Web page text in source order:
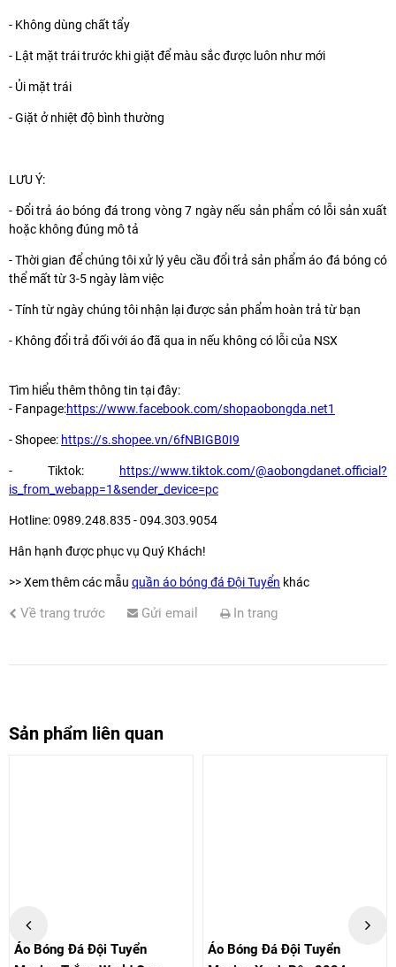
- Không dùng chất tẩy
- Lật mặt trái trước khi giặt để màu sắc được luôn như mới
- Ủi mặt trái
- Giặt ở nhiệt độ bình thường
LƯU Ý:
- Đổi trả áo bóng đá trong vòng 7 ngày nếu sản phẩm có lỗi sản xuất
hoặc không đúng mô tả
- Thời gian để chúng tôi xử lý yêu cầu đổi trả sản phẩm áo đá bóng có
thể mất từ 3-5 ngày làm việc
- Tính từ ngày chúng tôi nhận lại được sản phẩm hoàn trả từ bạn
- Không đổi trả đối với áo đã qua in nếu không có lỗi của NSX
Tìm hiểu thêm thông tin tại đây:
- Fanpage:https://www.facebook.com/shopaobongda.net1
- Shopee: https://s.shopee.vn/6fNBIGB0I9
- Tiktok:
https://www.tiktok.com/@aobongdanet.official?
is_from_webapp=1&sender_device=pc
Hotline: 0989.248.835 - 094.303.9054
Hân hạnh được phục vụ Quý Khách!
>> Xem thêm các mẫu quần áo bóng đá Đội Tuyển khác
Về trang trước Gửi email In trang
Sản phẩm liên quan
Áo Bóng Đá Đội Tuyển
Áo Bóng Đá Đội Tuyển